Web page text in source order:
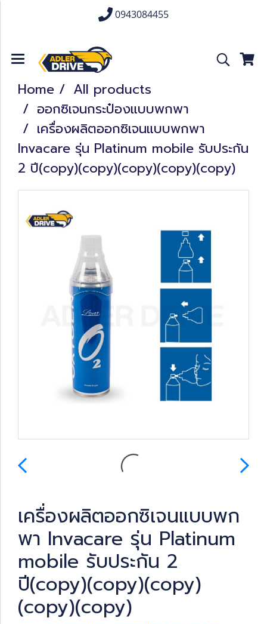
0943084455
Home
All products
ออกซิเจนกระป๋องแบบพกพา
เครื่องผลิตออกซิเจนแบบพกพา
Invacare รุ่น Platinum mobile รับประกัน
2 ปี(copy)(copy)(copy)(copy)(copy)
เครื่องผลิตออกซิเจนแบบพก
พา Invacare รุ่น Platinum
mobile รับประกัน 2
ปี(copy)(copy)(copy)
(copy)(copy)